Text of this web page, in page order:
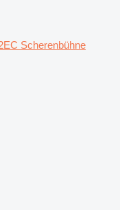
Scherenbühne